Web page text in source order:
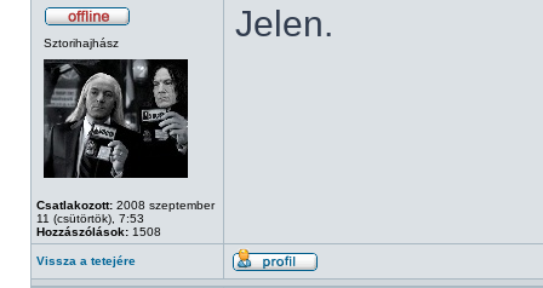
Sztorihajhász
Csatlakozott: 2008 szeptember
11 (csütörtök), 7:53
Hozzászólások: 1508
Jelen.
Vissza a tetejére